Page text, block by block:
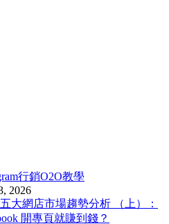
行銷O2O教學
2026
大網店市場趨勢分析 （上）：
開專頁就賺到錢？